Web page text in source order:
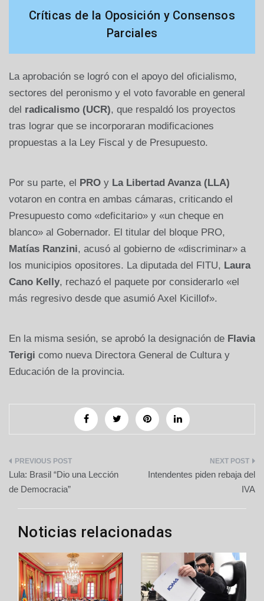
Críticas de la Oposición y Consensos
Parciales
La aprobación se logró con el apoyo del oficialismo,
sectores del peronismo y el voto favorable en general
del radicalismo (UCR), que respaldó los proyectos
tras lograr que se incorporaran modificaciones
propuestas a la Ley Fiscal y de Presupuesto.
Por su parte, el PRO y La Libertad Avanza (LLA)
votaron en contra en ambas cámaras, criticando el
Presupuesto como «deficitario» y «un cheque en
blanco» al Gobernador. El titular del bloque PRO,
Matías Ranzini, acusó al gobierno de «discriminar» a
los municipios opositores. La diputada del FITU, Laura
Cano Kelly, rechazó el paquete por considerarlo «el
más regresivo desde que asumió Axel Kicillof».
En la misma sesión, se aprobó la designación de Flavia
Terigi como nueva Directora General de Cultura y
Educación de la provincia.
Navegación
de
entradas
Lula: Brasil “Dio una Lección
de Democracia”
Intendentes piden rebaja del
IVA
Noticias relacionadas